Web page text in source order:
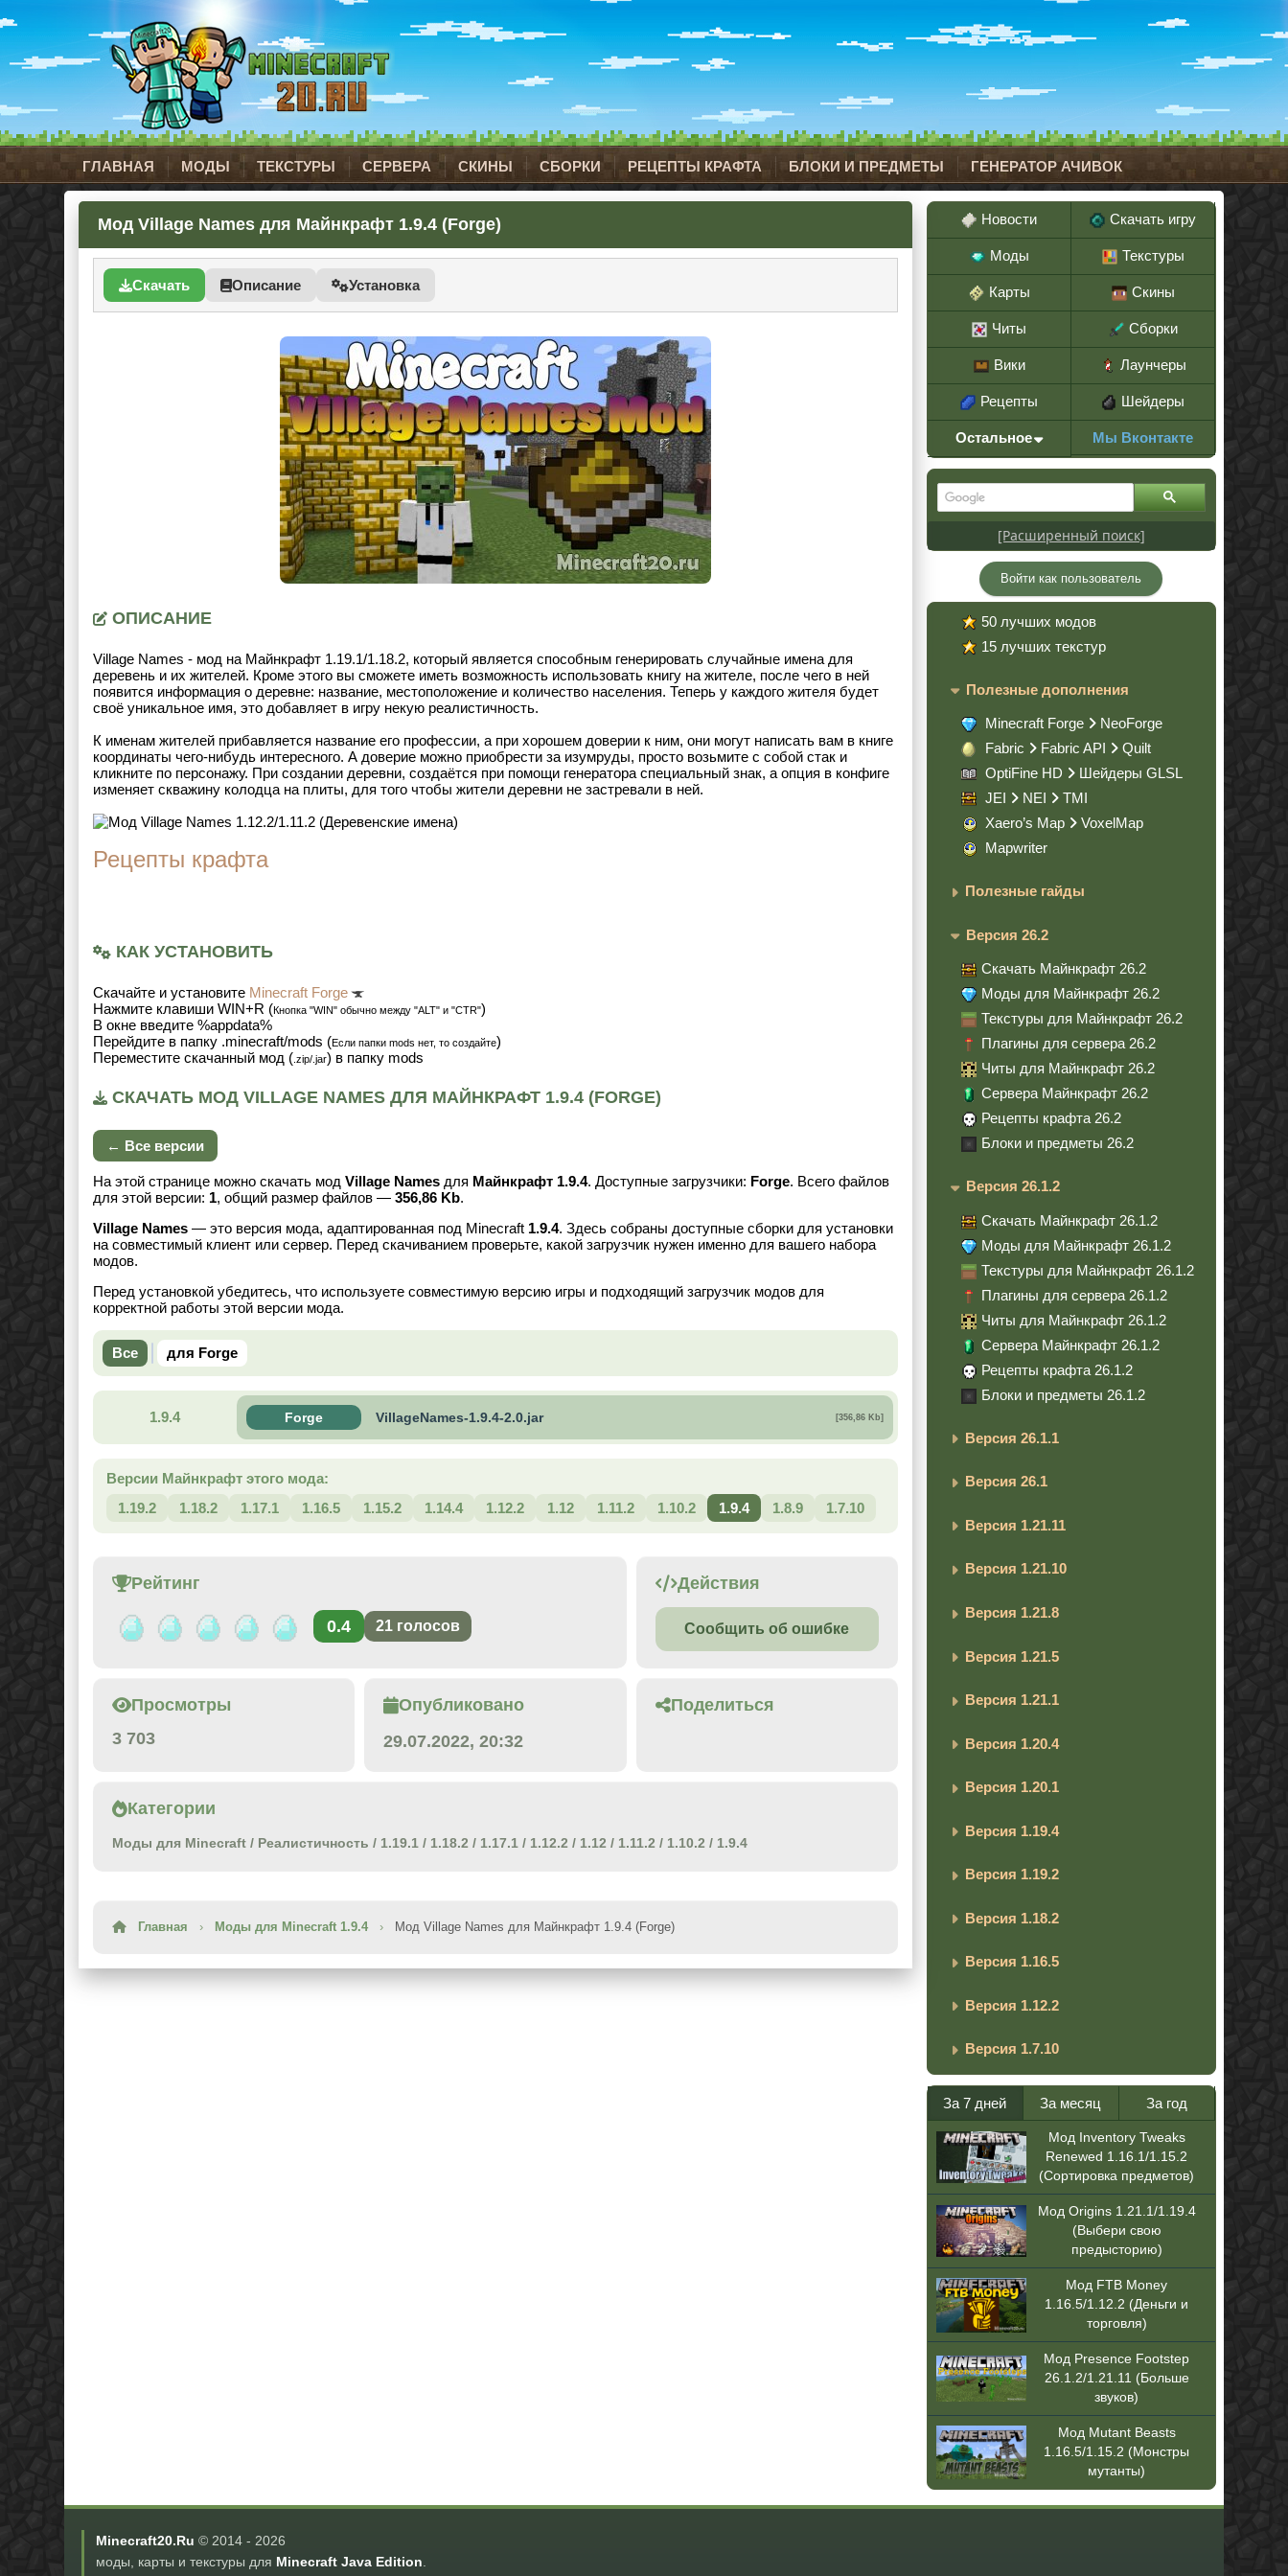
ГЛАВНАЯ МОДЫ ТЕКСТУРЫ СЕРВЕРА СКИНЫ СБОРКИ РЕЦЕПТЫ КРАФТА БЛОКИ И ПРЕДМЕТЫ ГЕНЕРАТОР АЧИВОК
Мод Village Names для Майнкрафт 1.9.4 (Forge)
Скачать Описание Установка
ОПИСАНИЕ
Village Names - мод на Майнкрафт 1.19.1/1.18.2, который является способным генерировать случайные имена для
деревень и их жителей. Кроме этого вы сможете иметь возможность использовать книгу на жителе, после чего в ней
появится информация о деревне: название, местоположение и количество населения. Теперь у каждого жителя будет
своё уникальное имя, это добавляет в игру некую реалистичность.
К именам жителей прибавляется название его профессии, а при хорошем доверии к ним, они могут написать вам в книге
координаты чего-нибудь интересного. А доверие можно приобрести за изумруды, просто возьмите с собой стак и
кликните по персонажу. При создании деревни, создаётся при помощи генератора специальный знак, а опция в конфиге
изменяет скважину колодца на плиты, для того чтобы жители деревни не застревали в ней.
Рецепты крафта
КАК УСТАНОВИТЬ
Cкачайте и установите Minecraft Forge
Нажмите клавиши WIN+R (Кнопка "WIN" обычно между "ALT" и "CTR")
В окне введите %appdata%
Перейдите в папку .minecraft/mods (Если папки mods нет, то создайте)
Переместите скачанный мод ( .zip/.jar) в папку mods
СКАЧАТЬ МОД VILLAGE NAMES ДЛЯ МАЙНКРАФТ 1.9.4 (FORGE)
← Все версии
На этой странице можно скачать мод Village Names для Майнкрафт 1.9.4. Доступные загрузчики: Forge. Всего файлов
для этой версии: 1, общий размер файлов — 356,86 Kb.
Village Names — это версия мода, адаптированная под Minecraft 1.9.4. Здесь собраны доступные сборки для установки
на совместимый клиент или сервер. Перед скачиванием проверьте, какой загрузчик нужен именно для вашего набора
модов.
Перед установкой убедитесь, что используете совместимую версию игры и подходящий загрузчик модов для
корректной работы этой версии мода.
Все для Forge
1.9.4 Forge VillageNames-1.9.4-2.0.jar [356,86 Kb]
Версии Майнкрафт этого мода:
1.19.2
1.18.2 1.17.1 1.16.5 1.15.2 1.14.4 1.12.2 1.12 1.11.2 1.10.2 1.9.4 1.8.9 1.7.10
Рейтинг
0.4 21 голосов
Действия
Сообщить об ошибке
Просмотры
3 703
Опубликовано
29.07.2022, 20:32
Поделиться
Категории
Моды для Minecraft / Реалистичность / 1.19.1 / 1.18.2 / 1.17.1 / 1.12.2 / 1.12 / 1.11.2 / 1.10.2 / 1.9.4
Главная › Моды для Minecraft 1.9.4 › Мод Village Names для Майнкрафт 1.9.4 (Forge)
Новости Скачать игру
Моды Текстуры
Карты Скины
Читы Сборки
Вики Лаунчеры
Рецепты Шейдеры
Остальное Мы Вконтакте
[Расширенный поиск]
Войти как пользователь
50 лучших модов
15 лучших текстур
Полезные дополнения
Minecraft Forge
NeoForge
Fabric
Fabric API
Quilt
OptiFine HD
Шейдеры GLSL
JEI
NEI
TMI
Xaero’s Map
VoxelMap
Mapwriter
Полезные гайды
Версия 26.2
Скачать Майнкрафт 26.2
Моды для Майнкрафт 26.2
Текстуры для Майнкрафт 26.2
Плагины для сервера 26.2
Читы для Майнкрафт 26.2
Сервера Майнкрафт 26.2
Рецепты крафта 26.2
Блоки и предметы 26.2
Версия 26.1.2
Скачать Майнкрафт 26.1.2
Моды для Майнкрафт 26.1.2
Текстуры для Майнкрафт 26.1.2
Плагины для сервера 26.1.2
Читы для Майнкрафт 26.1.2
Сервера Майнкрафт 26.1.2
Рецепты крафта 26.1.2
Блоки и предметы 26.1.2
Версия 26.1.1
Версия 26.1
Версия 1.21.11
Версия 1.21.10
Версия 1.21.8
Версия 1.21.5
Версия 1.21.1
Версия 1.20.4
Версия 1.20.1
Версия 1.19.4
Версия 1.19.2
Версия 1.18.2
Версия 1.16.5
Версия 1.12.2
Версия 1.7.10
За 7 дней За месяц За год
Мод Inventory Tweaks
Renewed 1.16.1/1.15.2
(Сортировка предметов)
Мод Origins 1.21.1/1.19.4
(Выбери свою
предысторию)
Мод FTB Money
1.16.5/1.12.2 (Деньги и
торговля)
Мод Presence Footstep
26.1.2/1.21.11 (Больше
звуков)
Мод Mutant Beasts
1.16.5/1.15.2 (Монстры
мутанты)
Minecraft20.Ru © 2014 - 2026
моды, карты и текстуры для Minecraft Java Edition